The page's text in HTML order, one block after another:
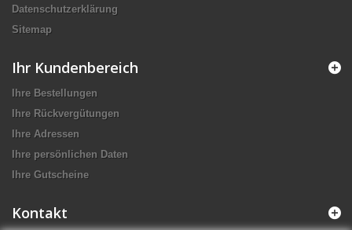
Datenschutzerklärung
Sitemap
Ihr Kundenbereich
Ihre Bestellungen
Ihre Rückvergütungen
Ihre Adressen
Ihre persönlichen Daten
Ihre Gutscheine
Kontakt